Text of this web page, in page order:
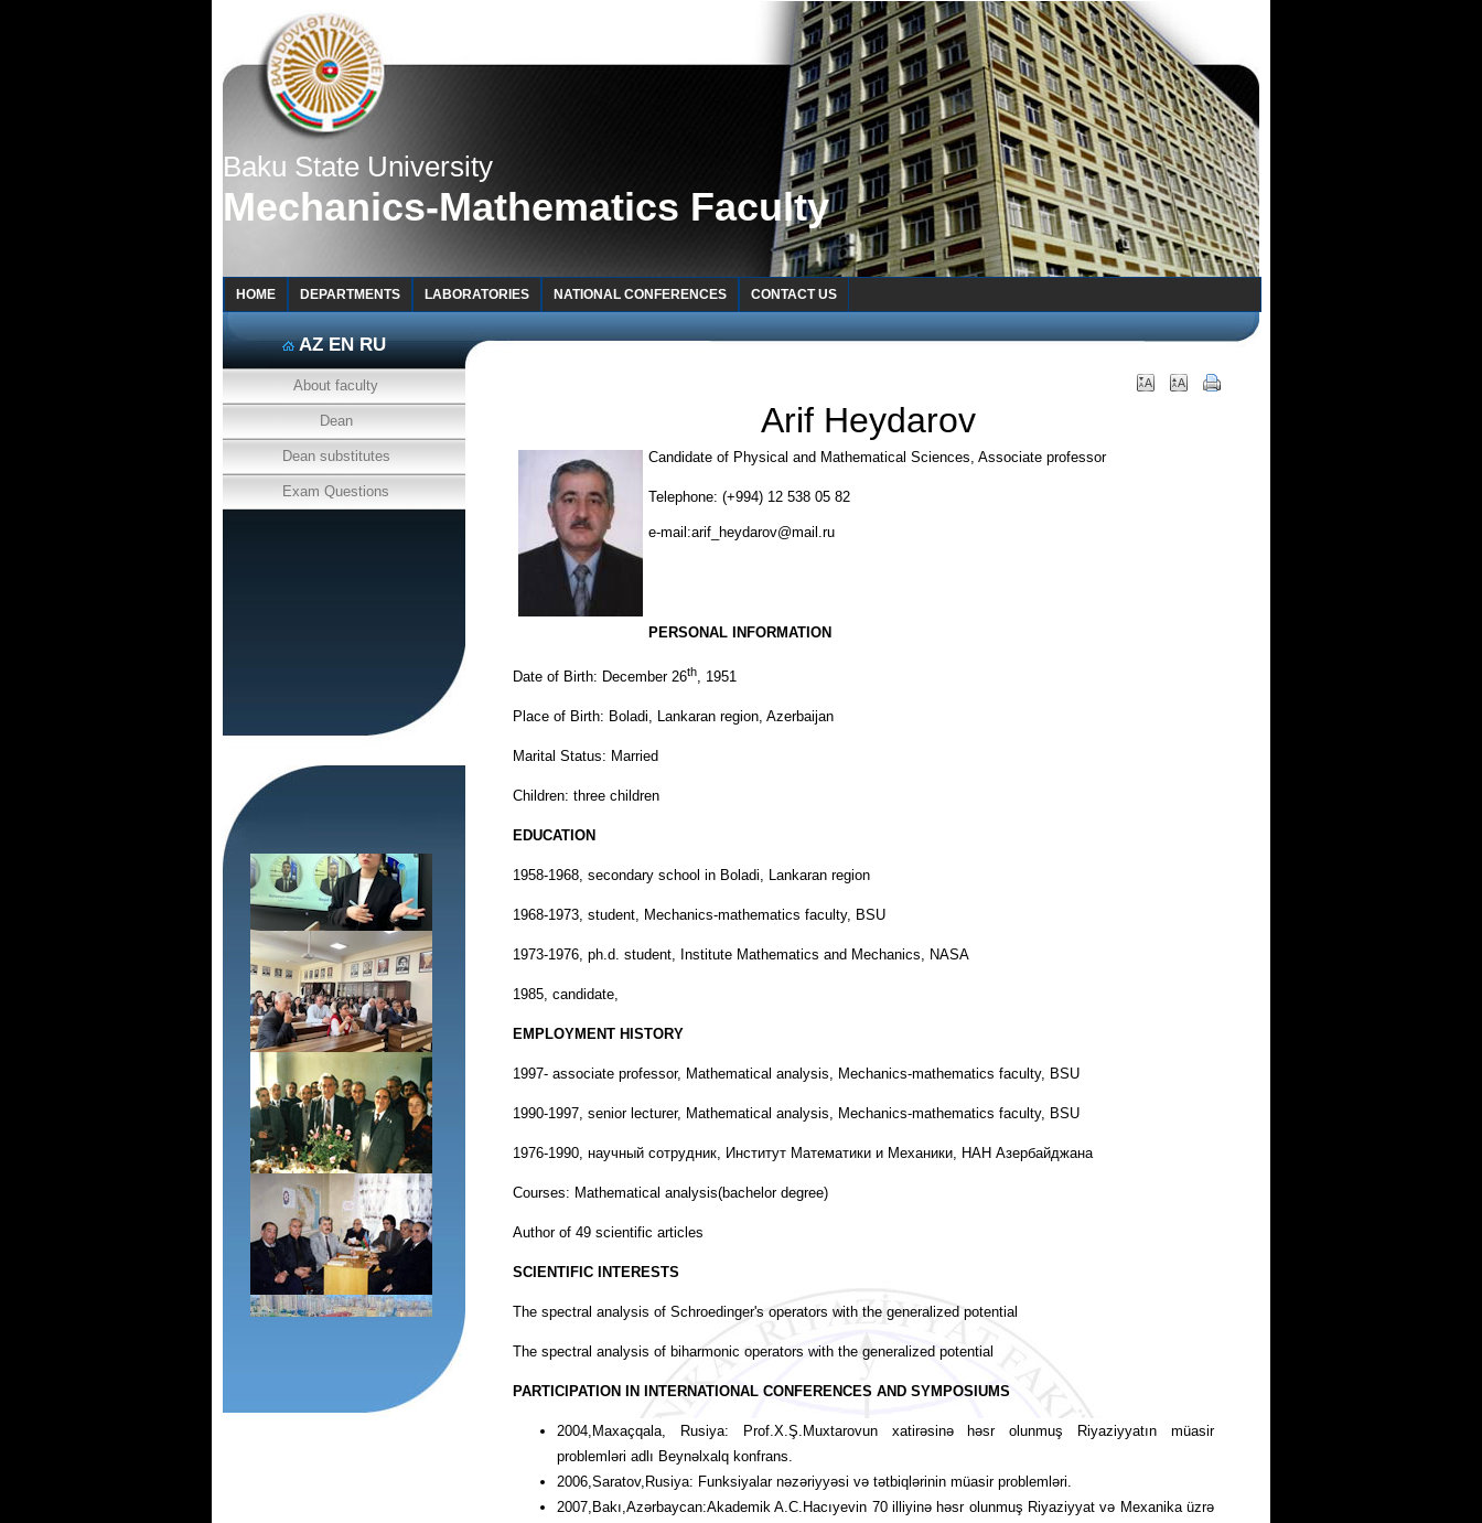
Baku State University
Mechanics-Mathematics Faculty
HOME DEPARTMENTS LABORATORIES NATIONAL CONFERENCES CONTACT US
AZ EN RU
About faculty
Dean
Dean substitutes
Exam Questions
Arif Heydarov
Candidate of Physical and Mathematical Sciences, Associate professor
Telephone: (+994) 12 538 05 82
e-mail:arif_heydarov@mail.ru
PERSONAL INFORMATION
Date of Birth: December 26th, 1951
Place of Birth: Boladi, Lankaran region, Azerbaijan
Marital Status: Married
Children: three children
EDUCATION
1958-1968, secondary school in Boladi, Lankaran region
1968-1973, student, Mechanics-mathematics faculty, BSU
1973-1976, ph.d. student, Institute Mathematics and Mechanics, NASA
1985, candidate,
EMPLOYMENT HISTORY
1997- associate professor, Mathematical analysis, Mechanics-mathematics faculty, BSU
1990-1997, senior lecturer, Mathematical analysis, Mechanics-mathematics faculty, BSU
1976-1990, научный сотрудник, Институт Математики и Механики, НАН Азербайджана
Courses: Mathematical analysis(bachelor degree)
Author of 49 scientific articles
SCIENTIFIC INTERESTS
The spectral analysis of Schroedinger's operators with the generalized potential
The spectral analysis of biharmonic operators with the generalized potential
PARTICIPATION IN INTERNATIONAL CONFERENCES AND SYMPOSIUMS
2004,Maxaçqala, Rusiya: Prof.X.Ş.Muxtarovun xatirəsinə həsr olunmuş Riyaziyyatın müasir
problemləri adlı Beynəlxalq konfrans.
2006,Saratov,Rusiya: Funksiyalar nəzəriyyəsi və tətbiqlərinin müasir problemləri.
2007,Bakı,Azərbaycan:Akademik A.C.Hacıyevin 70 illiyinə həsr olunmuş Riyaziyyat və Mexanika üzrə